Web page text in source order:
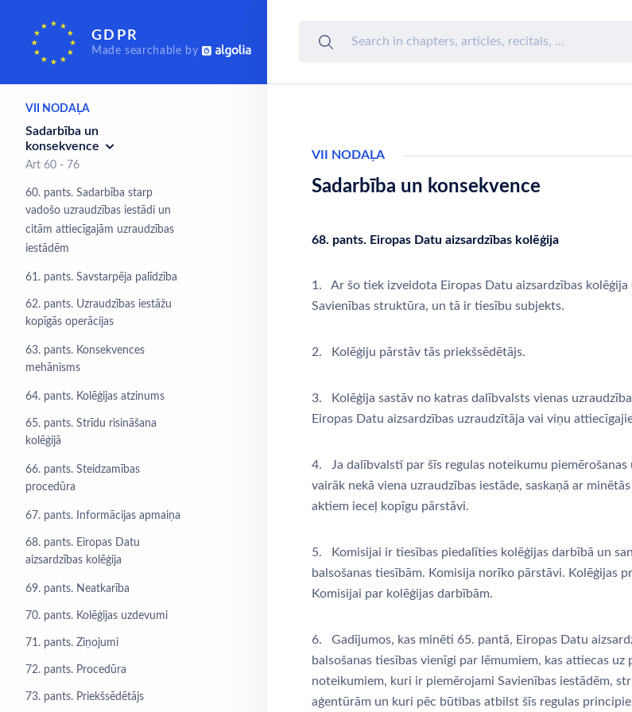
GDPR
Made searchable by
Neatkarīgas uzraudzības
iestādes
Art 51 - 59
VII NODAĻA
Sadarbība un
konsekvence
Art 60 - 76
60. pants. Sadarbība starp
vadošo uzraudzības iestādi un
citām attiecīgajām uzraudzības
iestādēm
61. pants. Savstarpēja palīdzība
62. pants. Uzraudzības iestāžu
kopīgās operācijas
63. pants. Konsekvences
mehānisms
64. pants. Kolēģijas atzinums
65. pants. Strīdu risināšana
kolēģijā
66. pants. Steidzamības
procedūra
67. pants. Informācijas apmaiņa
68. pants. Eiropas Datu
aizsardzības kolēģija
69. pants. Neatkarība
70. pants. Kolēģijas uzdevumi
71. pants. Ziņojumi
72. pants. Procedūra
73. pants. Priekšsēdētājs
VII NODAĻA
Sadarbība un konsekvence
68. pants. Eiropas Datu aizsardzības kolēģija
1. Ar šo tiek izveidota Eiropas Datu aizsardzības kolēģija
Savienības struktūra, un tā ir tiesību subjekts.
2. Kolēģiju pārstāv tās priekšsēdētājs.
3. Kolēģija sastāv no katras dalībvalsts vienas
Eiropas Datu aizsardzības uzraudzītāja vai viņu
4. Ja dalībvalstī par šīs regulas noteikumu piemērošanas
vairāk nekā viena uzraudzības iestāde, saskaņā ar
aktiem ieceļ kopīgu pārstāvi.
5. Komisijai ir tiesības piedalīties kolēģijas darbībā un
balsošanas tiesībām. Komisija norīko pārstāvi. Kolēģijas
Komisijai par kolēģijas darbībām.
6. Gadījumos, kas minēti 65. pantā, Eiropas Datu
balsošanas tiesības vienīgi par lēmumiem, kas attiecas uz
noteikumiem, kuri ir piemērojami Savienības iestādēm,
aģentūrām un kuri pēc būtības atbilst šīs regulas